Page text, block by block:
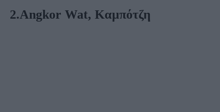
2.Angkor Wat, Καμπότζη